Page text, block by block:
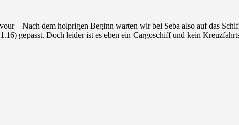
– Nach dem holprigen Beginn warten wir bei Seba also auf das
gepasst. Doch leider ist es eben ein Cargoschiff und kein